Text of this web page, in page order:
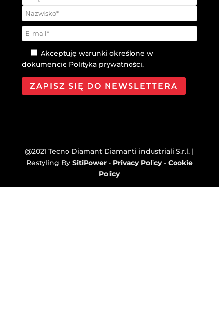
@2021 Tecno Diamant Diamanti industriali S.r.l. |
Policy